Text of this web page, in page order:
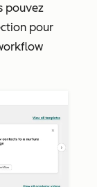
pouvez
pour